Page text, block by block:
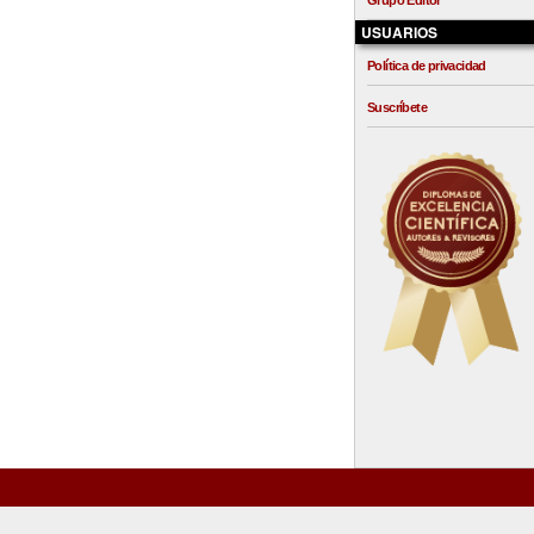
USUARIOS
Política de privacidad
Suscríbete